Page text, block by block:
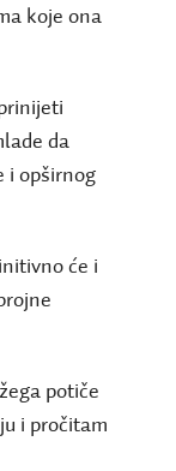
koje ona
da
i opširnog
će i
potiče
i pročitam